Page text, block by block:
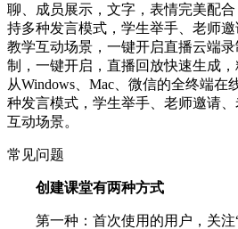
聊、成员展示，文字，表情完美配
持多种发言模式，学生举手、老师
教学互动场景，一键开启直播云端
制，一键开启，直播回放快速生成
从Windows、Mac、微信的全终端在
种发言模式，学生举手、老师邀请
互动场景。
常见问题
创建课堂有两种方式
第一种：首次使用的用户，关